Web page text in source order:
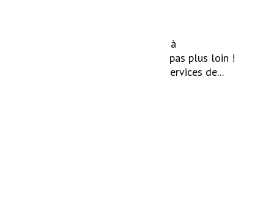
Vous recherchez un plombier à
Mondercange ? Ne cherchez pas plus loin !
Onud Innov' vous offre des services de...